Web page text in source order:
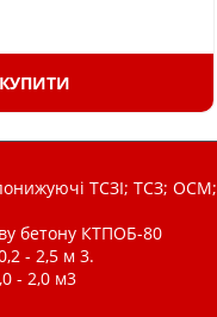
КУПИТИ
ТСЗІ; ТСЗ; ОСМ;
бетону КТПОБ-80
- 2,5 м 3.
- 2,0 м3